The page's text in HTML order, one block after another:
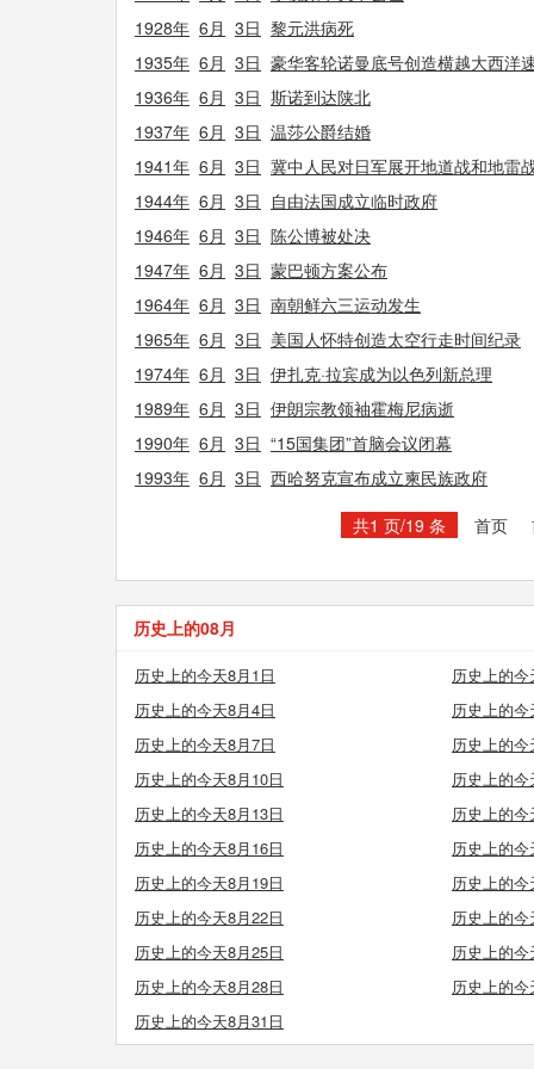
1928年 6月 3日 黎元洪病死
1935年 6月 3日 豪华客轮诺曼底号创造横越大西洋
1936年 6月 3日 斯诺到达陕北
1937年 6月 3日 温莎公爵结婚
1941年 6月 3日 冀中人民对日军展开地道战和地雷
1944年 6月 3日 自由法国成立临时政府
1946年 6月 3日 陈公博被处决
1947年 6月 3日 蒙巴顿方案公布
1964年 6月 3日 南朝鲜六三运动发生
1965年 6月 3日 美国人怀特创造太空行走时间纪录
1974年 6月 3日 伊扎克·拉宾成为以色列新总理
1989年 6月 3日 伊朗宗教领袖霍梅尼病逝
1990年 6月 3日 “15国集团”首脑会议闭幕
1993年 6月 3日 西哈努克宣布成立柬民族政府
共1 页/19 条
首页
历史上的08月
历史上的今天8月1日
历史上的
历史上的今天8月4日
历史上的
历史上的今天8月7日
历史上的
历史上的今天8月10日
历史上的
历史上的今天8月13日
历史上的
历史上的今天8月16日
历史上的
历史上的今天8月19日
历史上的
历史上的今天8月22日
历史上的
历史上的今天8月25日
历史上的
历史上的今天8月28日
历史上的
历史上的今天8月31日